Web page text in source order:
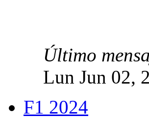
Último
Lun Jun 02,
F1 2024